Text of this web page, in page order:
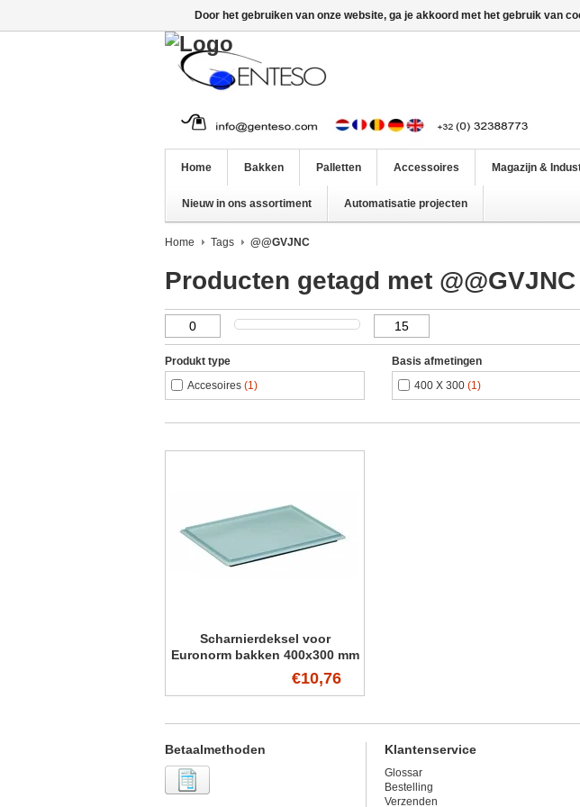
Home Bakken Palletten Accessoires Magazijn &
Nieuw in ons assortiment Automatisatie projecten
Home Tags @@GVJNC
Producten getagd met @@GVJNC
Produkt type
Accesoires (1)
Basis afmetingen
400 X 300 (1)
Scharnierdeksel voor
Euronorm bakken 400x300 mm
€10,76
Betaalmethoden Klantenservice
Glossar
Bestelling
Verzenden
Door het gebruiken van onze website, ga je akkoord met het gebruik van